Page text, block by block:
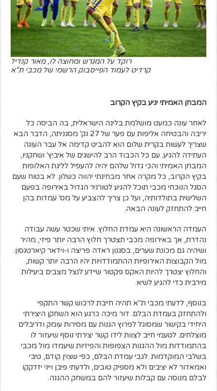
רוקד על המגרש ומחוצה לו, מאור קנדיל
קרדיט לעמוד הפייסבוק הרשמי של מכבי ת"א
המבחן האמיתי יגיע בקיץ הקרוב
לאחר עונה כמעט מושלמת בליגה הישראלית, בה הביסה כל
יריבה והבטיחה אליפות עם פער של 27 נק' מסגניתה, הדבר הבא
שצריך לעשות בקרית שלום הוא להביט קדימה אל עבר העונה
העתידה להגיע. עם כל הכבוד הרב להישגים של איביץ' ושחקניו,
המבחן האמיתי והכי גדול שלהם יהיה להעפיל לליגת האלופות
בקיץ הקרוב, כל מקרה אחר מבחינתי יהווה כשלון. לא בטוח שעם
הסגל הנוכחי מכבי תוכל להגיע לטורניר הגדול באירופה בפעם
השלישית בתולדותיה, ועל כן צריך להצביע על מס' עמדות בהן
חייב להתחזק לעונה הבאה.
העמדה הראשונה היא עמדת החלוץ. איתי שכטר עשה עבודה
נהדרת, אך באירופה מכבי תצטרך חלוץ הרבה יותר פיזי, מהיר
ושיהיה גם מכונת שערים, בסגנון ראדה פריצה ו-וידאר קיארטנסון.
מול הקבוצות האירופיות ההתמודדויות יהיו הרבה יותר קשות,
והחלוץ יצטרך להיות האקס פקטור שיידע לנצל מצבים ביעילות
מירבית כדי להגיע לשיא.
בנוסף, לדעתי מכבי ת"א תהיה חייבת לרכוש קשר התקפי
ולהתחזק בעמדת הבלם. דור מיכה כרגע הוא השחקן היצירתי
היחידי בקישור שמסוגל לפרוץ הגנות עם מסירות עומק ודריבלים
מוצלחים. לטעמי חייב לצוות לידו קשר יצירתי נוסף שיעזור לו
בהתמודדות מול ההגנות הצפופות והפיזיות שיעמדו מול מכבי
בשלבי המוקדמות. לגבי עמדת הבלם, כפי שצוין קודם, טיבי
ואמאדור לא יציבים ולא מספיק טובים, ולדעתי פיבן וייני יזדקקו
לבלם מנוסה עם קבלות שיעזור להם במשחק ההגנה.